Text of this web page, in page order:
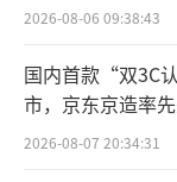
保费收
中，国寿财险
比增长6.4%
实现保费收入
2026-08-06 09:38:43
国内首款“双3C
市，京东京造率
2026-08-07 20:34:31